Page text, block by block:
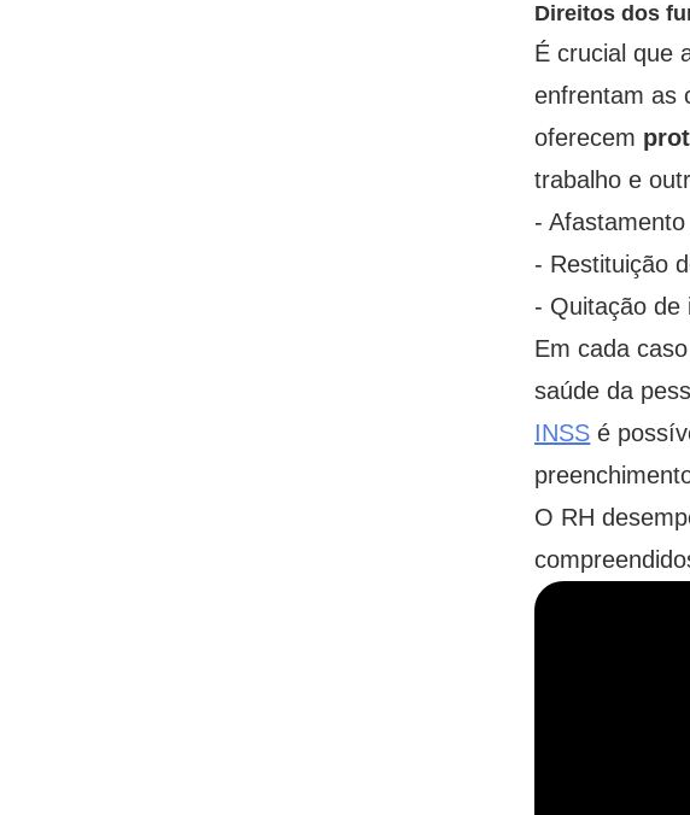
Direitos dos
É crucial que
enfrentam as
oferecem
trabalho e
-
- Restituição
- Quitação de
Em cada
saúde da
INSS é
O RH